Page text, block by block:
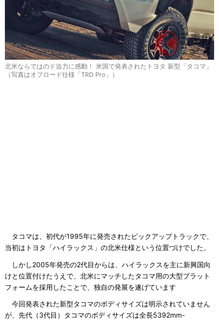
北米ならではのド迫力に感動！ 米国で発表されたトヨタ 新型「タコマ」
（写真はオフロード仕様「TRD Pro」）
タコマは、初代が1995年に発売されたピックアップトラックで、
当初はトヨタ「ハイラックス」の北米仕様という位置づけでした。
しかし2005年発売の2代目からは、ハイラックスを主に新興国向
けと位置付けたうえで、北米にマッチしたタコマ用の大型プラット
フォームを採用したことで、独自の発展を遂げています
今回発表された新型タコマのボディサイズは明示されていません
が、先代（3代目）タコマのボディサイズは全長5392mm-